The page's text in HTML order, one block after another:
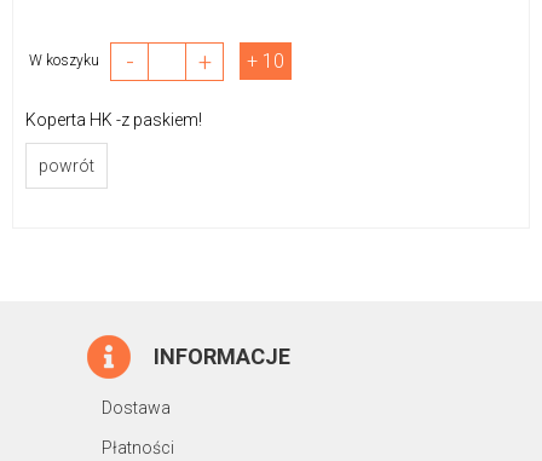
W koszyku - + + 10
Koperta HK -z paskiem!
powrót
INFORMACJE
Dostawa
Płatności